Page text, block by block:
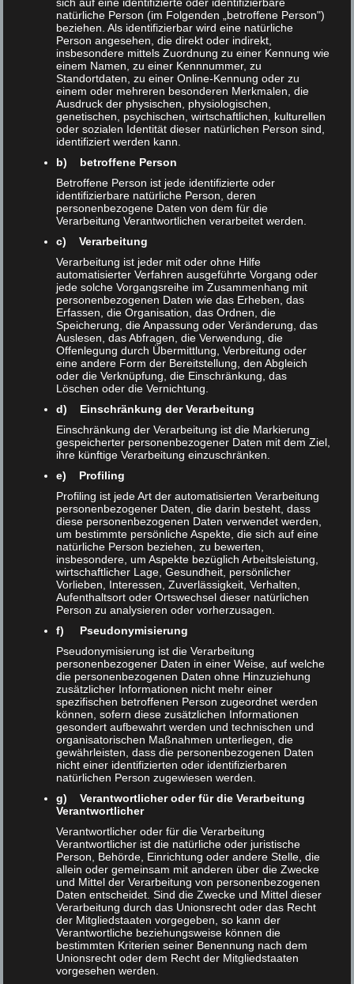
BODEN
– Bodenkundliche Baubegleitung (BBB)
Bodenkundliche Beratung
Bodenbeweissicherung
Bodenschutzkonzepte
WASSER
– Wasserrechtliche Einreichplanungen
– Thermische Grundwassernutzungen
– Oberflächenentwässerungskonzepte
natürliche Person (im Folgenden „betroffene Person")
beziehen. Als identifizierbar wird eine natürliche
Person angesehen, die direkt oder indirekt,
insbesondere mittels Zuordnung zu einer Kennung wie
einem Namen, zu einer Kennnummer, zu
Standortdaten, zu einer Online-Kennung oder zu
einem oder mehreren besonderen Merkmalen, die
Ausdruck der physischen, physiologischen,
genetischen, psychischen, wirtschaftlichen, kulturellen
oder sozialen Identität dieser natürlichen Person sind,
identifiziert werden kann.
b) betroffene Person
Betroffene Person ist jede identifizierte oder
identifizierbare natürliche Person, deren
personenbezogene Daten von dem für die
Verarbeitung Verantwortlichen verarbeitet werden.
c) Verarbeitung
Verarbeitung ist jeder mit oder ohne Hilfe
automatisierter Verfahren ausgeführte Vorgang oder
jede solche Vorgangsreihe im Zusammenhang mit
personenbezogenen Daten wie das Erheben, das
Erfassen, die Organisation, das Ordnen, die
Speicherung, die Anpassung oder Veränderung, das
Auslesen, das Abfragen, die Verwendung, die
Offenlegung durch Übermittlung, Verbreitung oder
eine andere Form der Bereitstellung, den Abgleich
oder die Verknüpfung, die Einschränkung, das
Löschen oder die Vernichtung.
d) Einschränkung der Verarbeitung
Einschränkung der Verarbeitung ist die Markierung
gespeicherter personenbezogener Daten mit dem Ziel,
ihre künftige Verarbeitung einzuschränken.
e) Profiling
Profiling ist jede Art der automatisierten Verarbeitung
personenbezogener Daten, die darin besteht, dass
diese personenbezogenen Daten verwendet werden,
um bestimmte persönliche Aspekte, die sich auf eine
natürliche Person beziehen, zu bewerten,
insbesondere, um Aspekte bezüglich Arbeitsleistung,
wirtschaftlicher Lage, Gesundheit, persönlicher
Vorlieben, Interessen, Zuverlässigkeit, Verhalten,
Aufenthaltsort oder Ortswechsel dieser natürlichen
Person zu analysieren oder vorherzusagen.
f) Pseudonymisierung
Pseudonymisierung ist die Verarbeitung
personenbezogener Daten in einer Weise, auf welche
die personenbezogenen Daten ohne Hinzuziehung
zusätzlicher Informationen nicht mehr einer
spezifischen betroffenen Person zugeordnet werden
können, sofern diese zusätzlichen Informationen
gesondert aufbewahrt werden und technischen und
organisatorischen Maßnahmen unterliegen, die
gewährleisten, dass die personenbezogenen Daten
nicht einer identifizierten oder identifizierbaren
natürlichen Person zugewiesen werden.
g) Verantwortlicher oder für die Verarbeitung
Verantwortlicher
Verantwortlicher oder für die Verarbeitung
Verantwortlicher ist die natürliche oder juristische
Person, Behörde, Einrichtung oder andere Stelle, die
allein oder gemeinsam mit anderen über die Zwecke
und Mittel der Verarbeitung von personenbezogenen
Daten entscheidet. Sind die Zwecke und Mittel dieser
Verarbeitung durch das Unionsrecht oder das Recht
der Mitgliedstaaten vorgegeben, so kann der
Verantwortliche beziehungsweise können die
bestimmten Kriterien seiner Benennung nach dem
Unionsrecht oder dem Recht der Mitgliedstaaten
vorgesehen werden.